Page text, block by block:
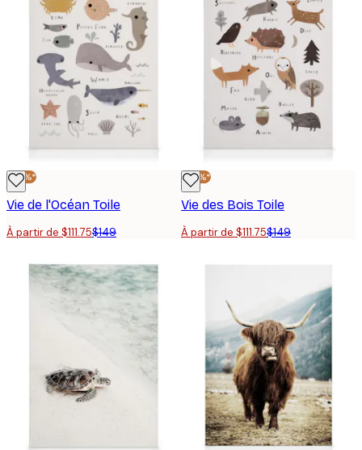
-25%*
Vie de l'Océan Toile
À partir de $111.75$149
-25%*
Vie des Bois Toile
À partir de $111.75$149